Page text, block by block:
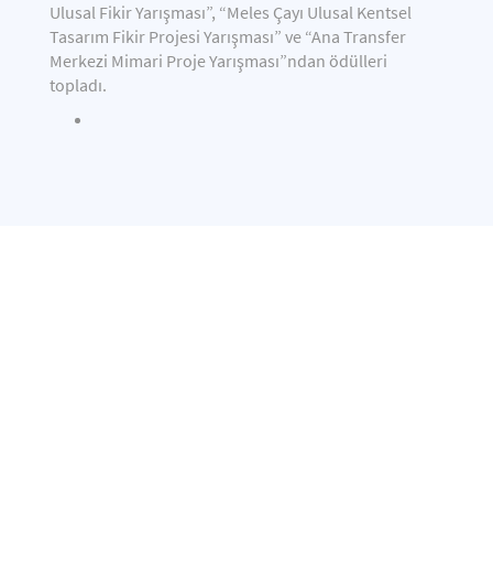
Ulusal Fikir Yarışması”, “Meles Çayı Ulusal Kentsel
Tasarım Fikir Projesi Yarışması” ve “Ana Transfer
Merkezi Mimari Proje Yarışması”ndan ödülleri
topladı.